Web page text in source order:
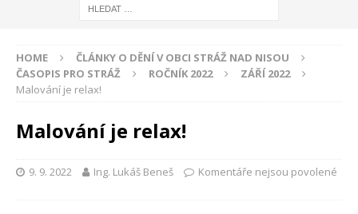
HOME
ČLÁNKY O DĚNÍ V OBCI STRÁŽ NAD NISOU
ČASOPIS PRO STRÁŽ
ROČNÍK 2022
ZÁŘÍ 2022
Malování je relax!
Malování je relax!
9. 9. 2022 Ing. Lukáš Beneš Komentáře nejsou povolené